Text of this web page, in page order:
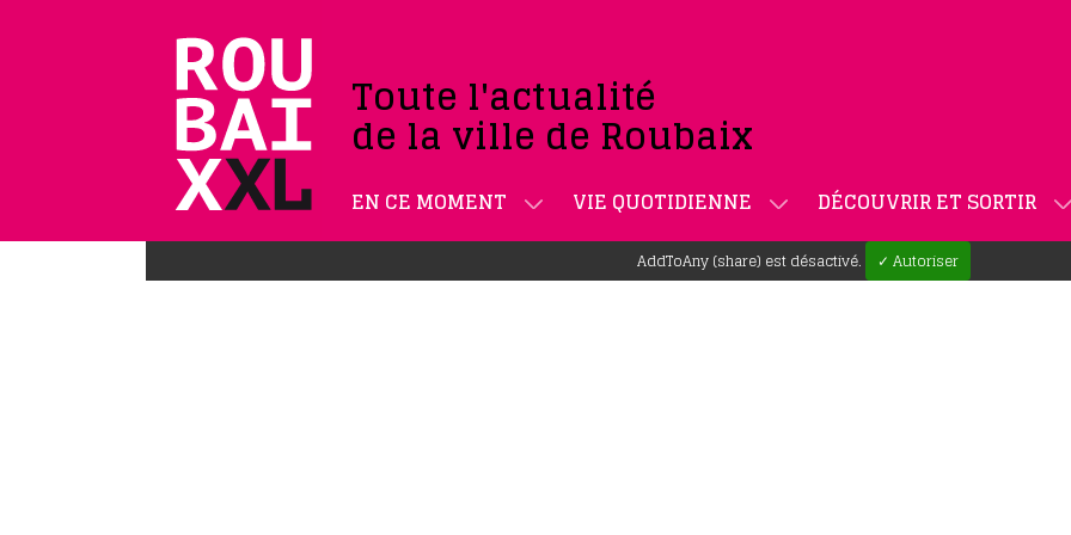
Toute l'actualité
de la ville de Roubaix
EN CE MOMENT VIE QUOTIDIENNE DÉCOUVRIR ET SORTIR
AddToAny (share) est désactivé. ✓ Autoriser